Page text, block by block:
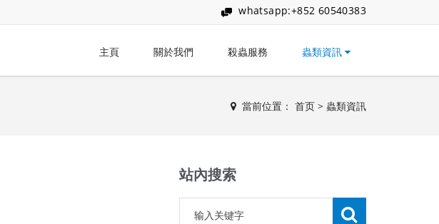
whatsapp:+852 60540383
主頁 關於我們 殺蟲服務 蟲類資訊
當前位置： 首页 > 蟲類資訊
站內搜索